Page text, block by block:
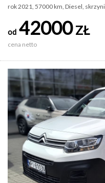
rok 2021, 57000 km, Diesel,
od 42000ZŁ
cena netto